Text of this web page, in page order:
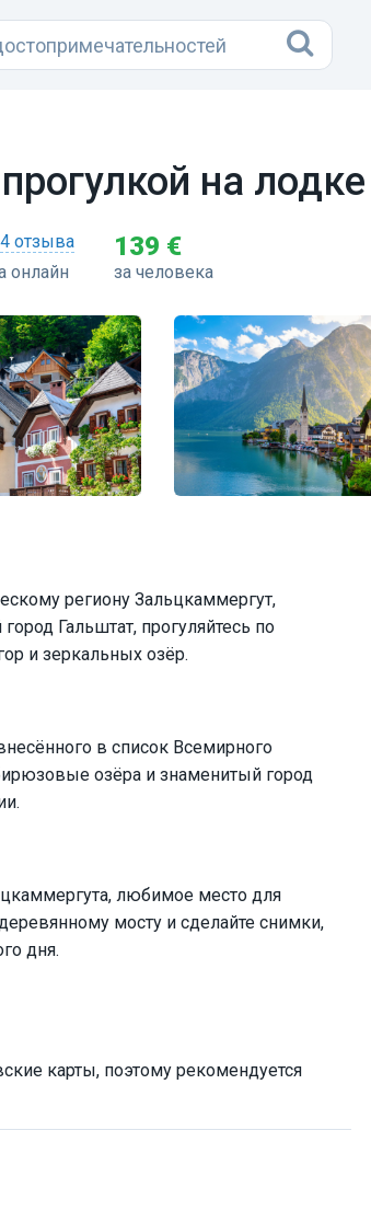
на лодке
4 отзыва
онлайн
139 €
за человека
региону Зальцкаммергут,
Гальштат, прогуляйтесь по
и зеркальных озёр.
в список Всемирного
озёра и знаменитый город
любимое место для
мосту и сделайте снимки,
дня.
карты, поэтому рекомендуется